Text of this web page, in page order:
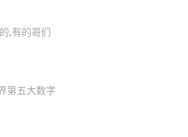
,有的哥们
第五大数字